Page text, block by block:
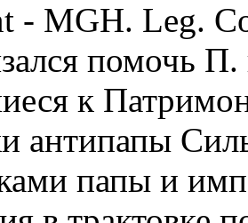
- MGH. Leg.
помочь П.
к
антипапы
папы и